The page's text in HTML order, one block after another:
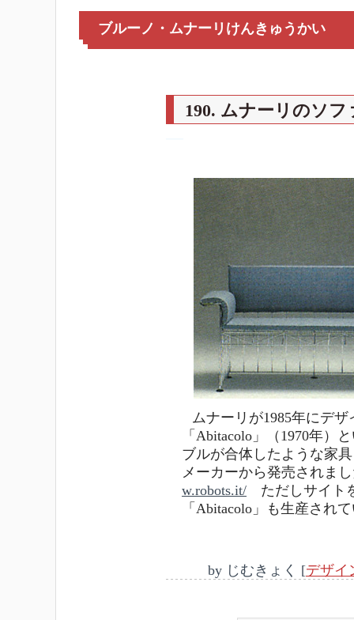
ブルーノ・ムナーリけんきゅうかい
190. ムナーリのソフ
ムナーリが1985年にデ
「Abitacolo」（1970年）
ブルが合体したような家
メーカーから発売されま
w.robots.it/ ただしサイト
「Abitacolo」も生産され
by じむきょく [デザイ